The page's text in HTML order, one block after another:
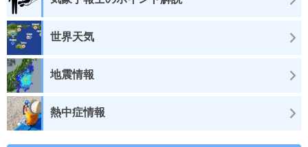
世界天気
地震情報
熱中症情報